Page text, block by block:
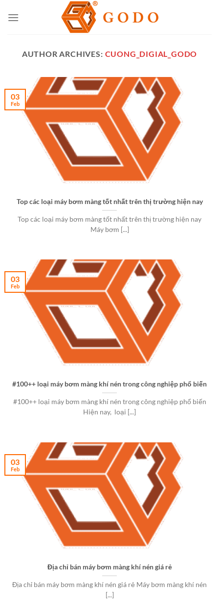
AUTHOR ARCHIVES: CUONG_DIGIAL_GODO
Top các loại máy bơm màng tốt nhất trên thị trường hiện nay
Top các loại máy bơm màng tốt nhất trên thị trường hiện nay
Máy bơm [...]
03
Feb
#100++ loại máy bơm màng khí nén trong công nghiệp phổ biến
#100++ loại máy bơm màng khí nén trong công nghiệp phổ biến
Hiện nay, loại [...]
03
Feb
Địa chỉ bán máy bơm màng khí nén giá rẻ
Địa chỉ bán máy bơm màng khí nén giá rẻ Máy bơm màng khí nén
[...]
03
Feb